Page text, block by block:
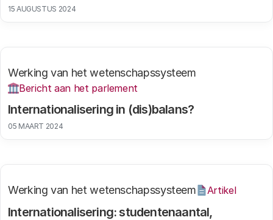
15 AUGUSTUS 2024
Internationalisering in (dis)balans?
Werking van het wetenschapssysteem
Bericht aan het parlement
05 MAART 2024
Internationalisering: studentenaantal,
Werking van het wetenschapssysteem Artikel